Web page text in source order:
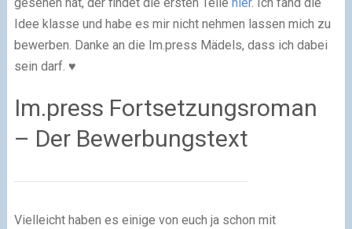
Idee klasse und habe es mir nicht nehmen lassen mich zu
bewerben. Danke an die Im.press Mädels, dass ich dabei
sein darf. ♥
Im.press Fortsetzungsroman
– Der Bewerbungstext
Vielleicht haben es einige von euch ja schon mit